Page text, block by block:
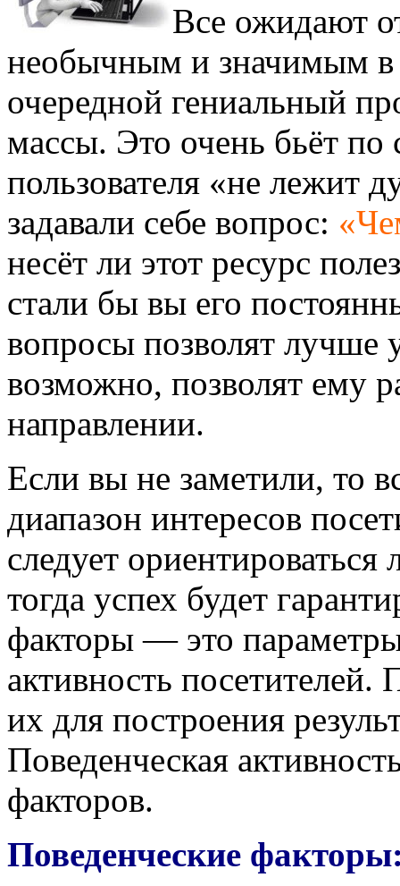
Все ожидают
необычным и значимым в
очередной гениальный
массы. Это очень бьёт
пользователя «не лежит
задавали себе вопрос:
несёт ли этот ресурс
стали бы вы его
вопросы позволят лучше
возможно, позволят ему
направлении.
Если вы не заметили, то
диапазон интересов
следует
тогда успех будет
факторы — это
активность
их для построения
Поведенческая
факторов.
Поведенческие